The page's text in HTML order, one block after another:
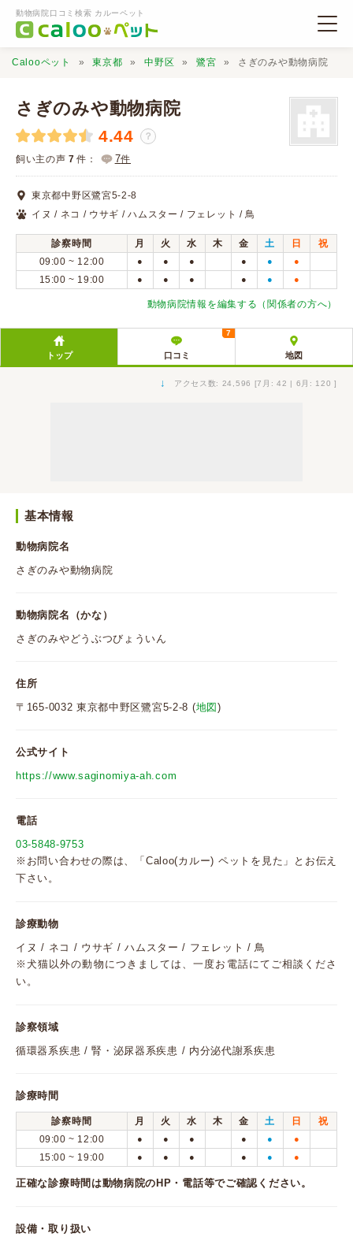
動物病院口コミ検索 カルーペット
動物病院検索
口コミ検索
Calooペットとは？
Calooペット 東京都 中野区 鷺宮 さぎのみや動物病院
さぎのみや動物病院
4.44 ？
飼い主の声 7 件： 7件
東京都中野区鷺宮5-2-8
イヌ / ネコ / ウサギ / ハムスター / フェレット / 鳥
診察時間 月 火 水 木 金 土 日
祝
09:00 ~ 12:00
● ● ● ● ● ●
15:00 ~ 19:00 ● ● ● ● ● ●
動物病院情報を編集する（関係者の方へ）
トップ 口コミ
7
地図
↓ アクセス数: 24,596 [7月: 42 | 6月: 120 ]
基本情報
動物病院名
さぎのみや動物病院
動物病院名（かな）
さぎのみやどうぶつびょういん
住所
〒165-0032 東京都中野区鷺宮5-2-8 (地図 )
公式サイト
https://www.saginomiya-ah.com
電話
03-5848-9753
※お問い合わせの際は、「Caloo(カルー) ペットを見た」とお伝え
下さい。
診療動物
イヌ / ネコ / ウサギ / ハムスター / フェレット / 鳥
※犬猫以外の動物につきましては、一度お電話にてご相談くださ
い。
診察領域
循環器系疾患 / 腎・泌尿器系疾患 / 内分泌代謝系疾患
診療時間
診察時間 月 火 水 木 金 土 日
祝
09:00 ~ 12:00
● ● ● ● ● ●
15:00 ~ 19:00 ● ● ● ● ● ●
正確な診療時間は動物病院のHP・電話等でご確認ください。
設備・取り扱い